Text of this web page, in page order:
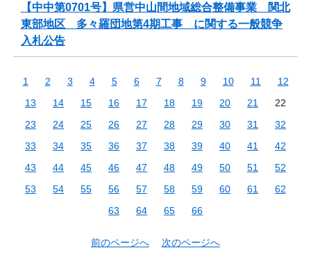
【中中第0701号】県営中山間地域総合整備事業 関北
東部地区 多々羅団地第4期工事 に関する一般競争
入札公告
1 2 3 4 5 6 7 8 9 10 11
12
13
14 15 16 17 18 19 20 21
22
23
24 25 26 27 28 29 30 31
32
33
34 35 36 37 38 39 40 41
42
43
44 45 46 47 48 49 50 51
52
53
54 55 56 57 58 59 60 61
62
63
64 65 66
前のページへ 次のページへ